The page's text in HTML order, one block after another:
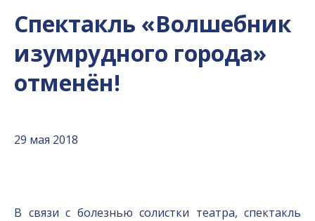
Cпектакль «Волшебник
изумрудного города»
отменён!
29 мая 2018
В связи с болезнью солистки театра, спектакль